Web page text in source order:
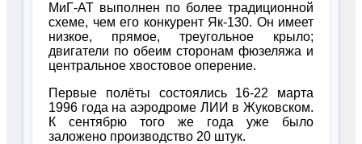
МиГ-АТ выполнен по более традиционной
схеме, чем его конкурент Як-130. Он имеет
низкое, прямое, треугольное крыло;
двигатели по обеим сторонам фюзеляжа и
центральное хвостовое оперение.
Первые полёты состоялись 16-22 марта
1996 года на аэродроме ЛИИ в Жуковском.
К сентябрю того же года уже было
заложено производство 20 штук.